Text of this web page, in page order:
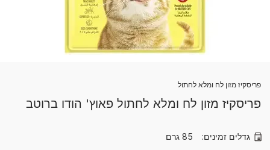
פריסקיז מזון לח ומלא לחתול
פריסקיז מזון לח ומלא לחתול פאוץ' הודו ברוטב
גדלים זמינים: 85 גרם